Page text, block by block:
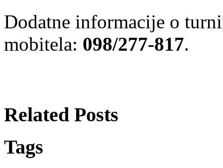
Dodatne informacije o
mobitela: 098/277-817.
Related Posts
Tags